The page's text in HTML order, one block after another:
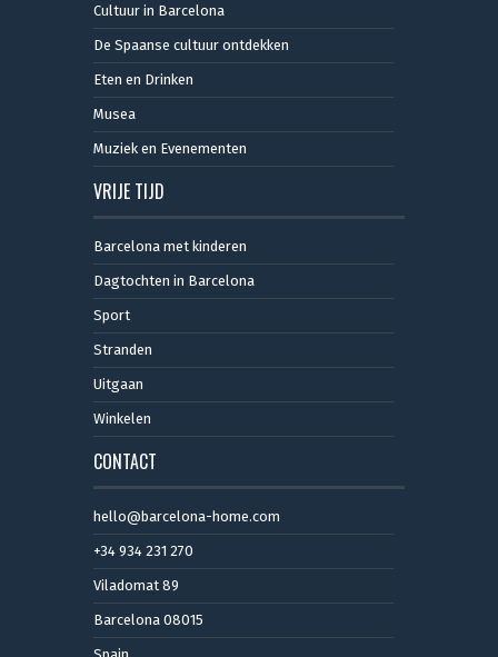
Cultuur in Barcelona
De Spaanse cultuur ontdekken
Eten en Drinken
Musea
Muziek en Evenementen
VRIJE TIJD
Barcelona met kinderen
Dagtochten in Barcelona
Sport
Stranden
Uitgaan
Winkelen
CONTACT
hello@barcelona-home.com
+34 934 231 270
Viladomat 89
Barcelona 08015